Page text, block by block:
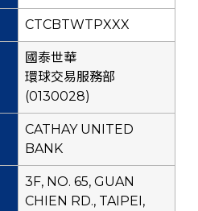
CTCBTWTPXXX
國泰世華
環球交易服務部
(0130028)
CATHAY UNITED
BANK
3F, NO. 65, GUAN
CHIEN RD., TAIPEI,